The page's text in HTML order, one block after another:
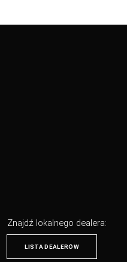
Znajdź lokalnego dealera:
LISTA DEALERÓW